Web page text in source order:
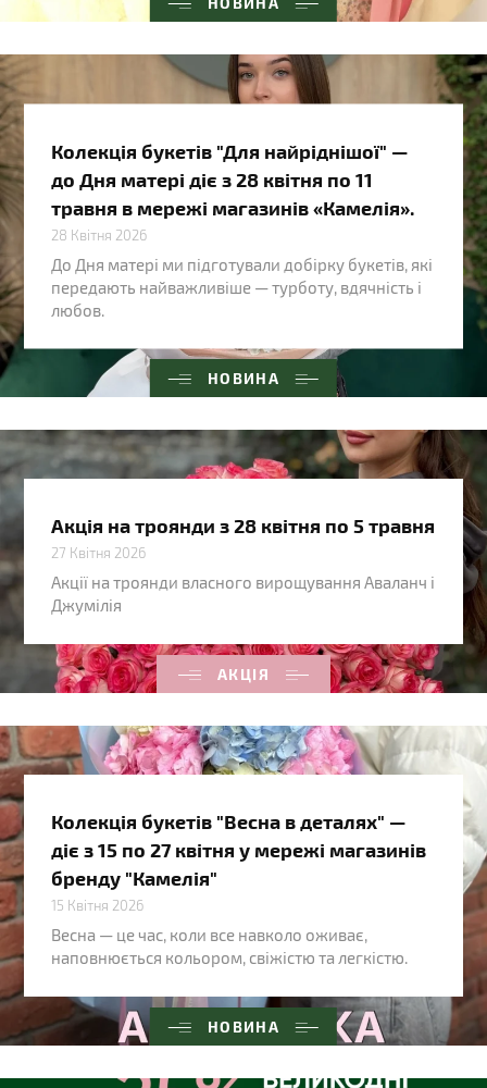
НОВИНА
Колекція букетів "Для найріднішої" —
до Дня матері діє з 28 квітня по 11
травня в мережі магазинів «Камелія».
28 Квітня 2026
До Дня матері ми підготували добірку букетів, які
передають найважливіше — турботу, вдячність і
любов.
АКЦІЯ
Акція на троянди з 28 квітня по 5 травня
27 Квітня 2026
Акції на троянди власного вирощування Аваланч і
Джумілія
НОВИНА
Колекція букетів "Весна в деталях" —
діє з 15 по 27 квітня у мережі магазинів
бренду "Камелія"
15 Квітня 2026
Весна — це час, коли все навколо оживає,
наповнюється кольором, свіжістю та легкістю.